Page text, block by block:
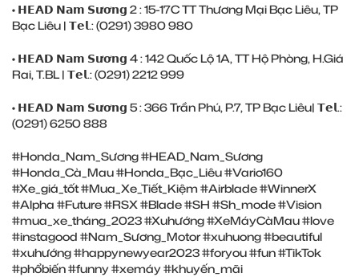
• 𝗛𝗘𝗔𝗗 𝗡𝗮𝗺 𝗦𝘂̛𝗼̛𝗻𝗴 2 : 15-17C TT Thương Mại Bạc Liêu, TP
Bạc Liêu | 𝗧𝗲𝗹.: (0291) ‎3980 980
• 𝗛𝗘𝗔𝗗 𝗡𝗮𝗺 𝗦𝘂̛𝗼̛𝗻𝗴 4 : 142 Quốc Lộ 1A, TT Hộ Phòng, H.Giá
Rai, T.BL | 𝗧𝗲𝗹.: (0291) ‎2212 999
• 𝗛𝗘𝗔𝗗 𝗡𝗮𝗺 𝗦𝘂̛𝗼̛𝗻𝗴 5 : 366 Trần Phú, P.7, TP Bạc Liêu| 𝗧𝗲𝗹.:
(0291) ‎6250 888
#Honda_Nam_Sương#HEAD_Nam_Sương
#Honda_Cà_Mau#Honda_Bạc_Liêu#Vario160
#Xe_giá_tốt#Mua_Xe_Tiết_Kiệm #Airblade#WinnerX
#Alpha #Future#RSX#Blade#SH #Sh_mode#Vision
#mua_xe_tháng_2023#Xuhướng#XeMáyCàMau#love
#instagood #Nam_Sương_Motor#xuhuong#beautiful
#xuhướng#happynewyear2023#foryou#fun#TikTok
#phổbiến#funny #xemáy #khuyến_mãi